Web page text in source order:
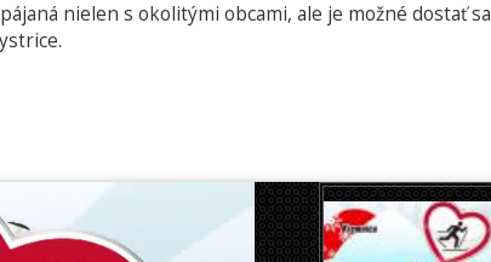
nielen s okolitými obcami, ale je možné dostať sa